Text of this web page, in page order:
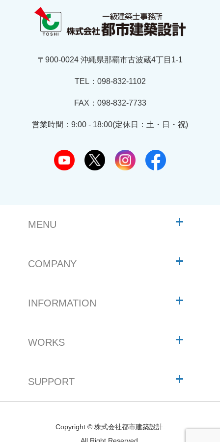
〒900-0024 沖縄県那覇市古波蔵4丁目1-1
TEL：098-832-1102
FAX：098-832-7733
営業時間：9:00 - 18:00(定休日：土・日・祝)
MENU
COMPANY
INFORMATION
WORKS
SUPPORT
Copyright © 株式会社都市建築設計.